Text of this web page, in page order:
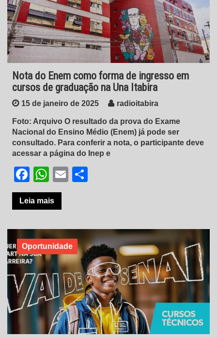
Nota do Enem como forma de ingresso em
cursos de graduação na Una Itabira
15 de janeiro de 2025 radioitabira
Foto: Arquivo O resultado da prova do Exame
Nacional do Ensino Médio (Enem) já pode ser
consultado. Para conferir a nota, o participante deve
acessar a página do Inep e
Facebook
WhatsApp
Email
Leia mais
Oportunidade